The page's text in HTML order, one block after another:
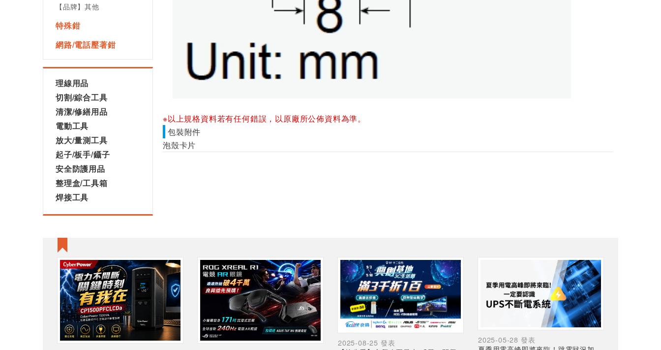
【品牌】其他
特殊鉗
網路/電話壓著鉗
理線用品
切割/綜合工具
清潔/修繕用品
電動工具
放大/量測工具
起子/板手/鑷子
安全防護用品
整理盒/工具箱
焊接工具
※以上規格資料若有任何錯誤，以原廠所公佈資料為準。
包裝附件
泡殼卡片
2025-08-25 發表
2025-05-28 發表